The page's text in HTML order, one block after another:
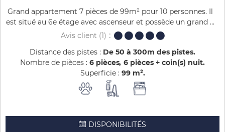
Grand appartement 7 pièces de 99m² pour 10 personnes. Il
est situé au 6e étage avec ascenseur et possède un grand ...
Avis client (1)
Distance des pistes : De 50 à 300m des pistes
Nombre de pièces : 6 pièces 6 pièces + coin(s) nuit
Superficie : 99 m²
DISPONIBILITÉS